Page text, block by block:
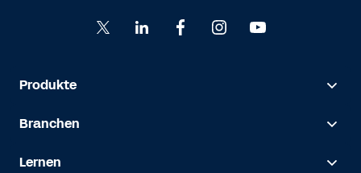
Produkte
Branchen
Lernen